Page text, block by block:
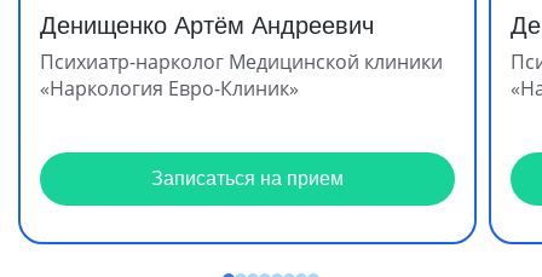
Денищенко Артём Андреевич
Психиатр-нарколог Медицинской клиники
«Наркология Евро-Клиник»
Записаться на прием